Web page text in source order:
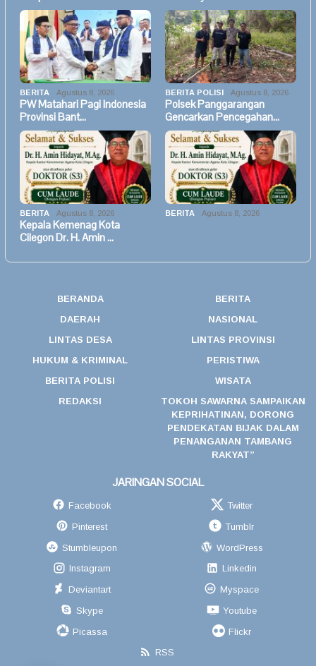
BERITA Agustus 8, 2026
PW Matahari Pagi Indonesia
Provinsi Bant…
BERITA POLISI Agustus 8, 2026
Polsek Panggarangan
Gencarkan Pencegahan…
BERITA Agustus 8, 2026
Kepala Kemenag Kota
Cilegon Dr. H. Amin …
BERITA Agustus 8, 2026
BERANDA
BERITA
DAERAH
NASIONAL
LINTAS DESA
LINTAS PROVINSI
HUKUM & KRIMINAL
PERISTIWA
BERITA POLISI
WISATA
REDAKSI
TOKOH SAWARNA SAMPAIKAN
KEPRIHATINAN, DORONG
PENDEKATAN BIJAK DALAM
PENANGANAN TAMBANG
RAKYAT”
JARINGAN SOCIAL
Facebook
Twitter
Pinterest
Tumblr
Stumbleupon
WordPress
Instagram
Linkedin
Deviantart
Myspace
Skype
Youtube
Picassa
Flickr
RSS